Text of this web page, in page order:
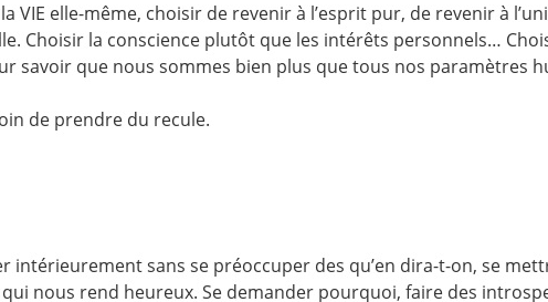
VIE elle-même, choisir de revenir à l’esprit pur, de revenir à
Choisir la conscience plutôt que les intérêts personnels…
savoir que nous sommes bien plus que tous nos paramètres
de prendre du recule.
intérieurement sans se préoccuper des qu’en dira-t-on, se
nous rend heureux. Se demander pourquoi, faire des